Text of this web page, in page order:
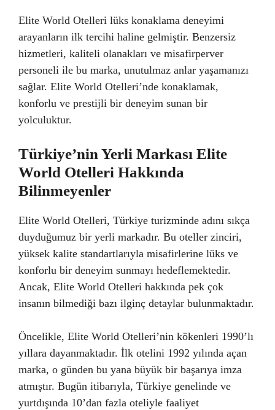
Elite World Otelleri lüks konaklama deneyimi
arayanların ilk tercihi haline gelmiştir. Benzersiz
hizmetleri, kaliteli olanakları ve misafirperver
personeli ile bu marka, unutulmaz anlar yaşamanızı
sağlar. Elite World Otelleri’nde konaklamak,
konforlu ve prestijli bir deneyim sunan bir
yolculuktur.
Türkiye’nin Yerli Markası Elite
World Otelleri Hakkında
Bilinmeyenler
Elite World Otelleri, Türkiye turizminde adını sıkça
duyduğumuz bir yerli markadır. Bu oteller zinciri,
yüksek kalite standartlarıyla misafirlerine lüks ve
konforlu bir deneyim sunmayı hedeflemektedir.
Ancak, Elite World Otelleri hakkında pek çok
insanın bilmediği bazı ilginç detaylar bulunmaktadır.
Öncelikle, Elite World Otelleri’nin kökenleri 1990’lı
yıllara dayanmaktadır. İlk otelini 1992 yılında açan
marka, o günden bu yana büyük bir başarıya imza
atmıştır. Bugün itibarıyla, Türkiye genelinde ve
yurtdışında 10’dan fazla oteliyle faaliyet